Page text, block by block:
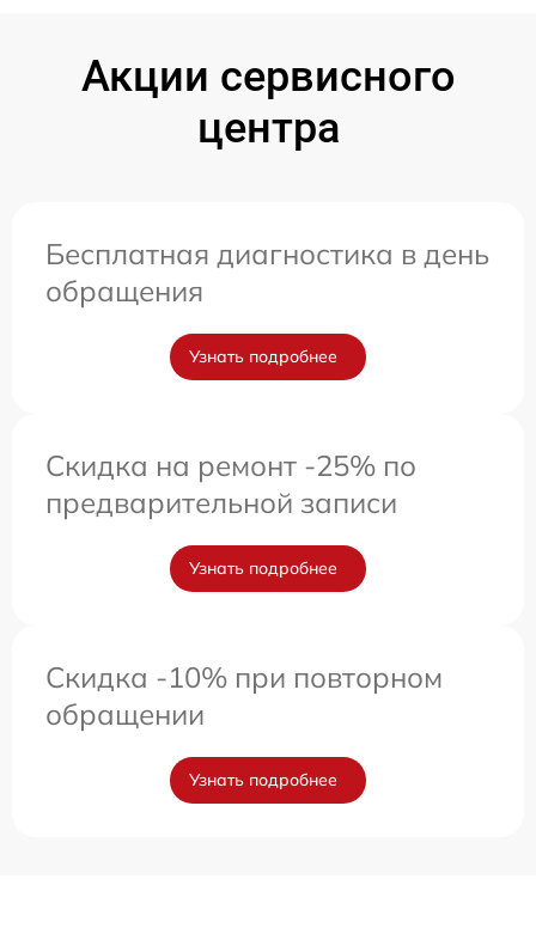
Акции сервисного
центра
Бесплатная диагностика в день
обращения
Узнать подробнее
Скидка на ремонт -25% по
предварительной записи
Узнать подробнее
Скидка -10% при повторном
обращении
Узнать подробнее